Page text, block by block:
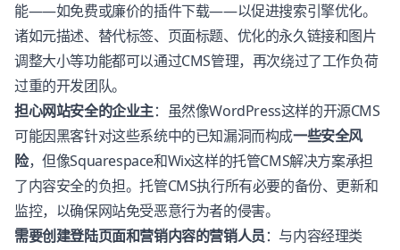
能——如免费或廉价的插件下载——以促进搜索引擎优化。
诸如元描述、替代标签、页面标题、优化的永久链接和图片
调整大小等功能都可以通过CMS管理，再次绕过了工作负荷
过重的开发团队。
担心网站安全的企业主：虽然像WordPress这样的开源CMS
可能因黑客针对这些系统中的已知漏洞而构成一些安全风
险，但像Squarespace和Wix这样的托管CMS解决方案承担
了内容安全的负担。托管CMS执行所有必要的备份、更新和
监控，以确保网站免受恶意行为者的侵害。
需要创建登陆页面和营销内容的营销人员：与内容经理类